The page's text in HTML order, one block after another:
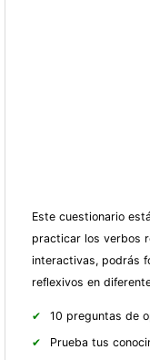
Este cuestionario
practicar los verbos
interactivas, podrás
reflexivos en
10 preguntas de
Prueba tus